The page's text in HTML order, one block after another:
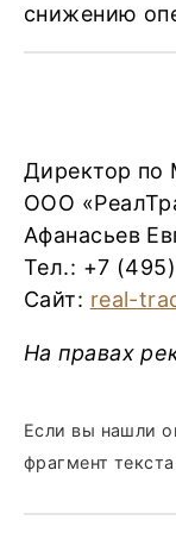
снижению
Директор по
ООО
Афанасьев
Тел.: +7
Сайт: real-
На правах
Если вы нашли
фрагмент